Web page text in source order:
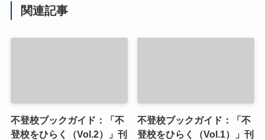
関連記事
不登校ブックガイド：「不
登校をひらく（Vol.2）」刊
不登校ブックガイド：「不
登校をひらく（Vol.1）」刊